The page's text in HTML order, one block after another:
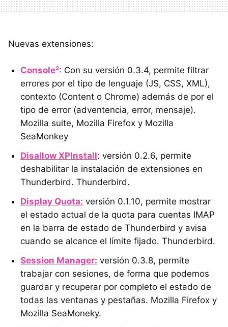
Nuevas extensiones:
Console²: Con su versión 0.3.4, permite filtrar
errores por el tipo de lenguaje (JS, CSS, XML),
contexto (Content o Chrome) además de por el
tipo de error (adventencia, error, mensaje).
Mozilla suite, Mozilla Firefox y Mozilla
SeaMonkey
Disallow XPInstall: versión 0.2.6, permite
deshabilitar la instalación de extensiones en
Thunderbird. Thunderbird.
Display Quota: versión 0.1.10, permite mostrar
el estado actual de la quota para cuentas IMAP
en la barra de estado de Thunderbird y avisa
cuando se alcance el límite fijado. Thunderbird.
Session Manager: versión 0.3.8, permite
trabajar con sesiones, de forma que podemos
guardar y recuperar por completo el estado de
todas las ventanas y pestañas. Mozilla Firefox y
Mozilla SeaMoneky.